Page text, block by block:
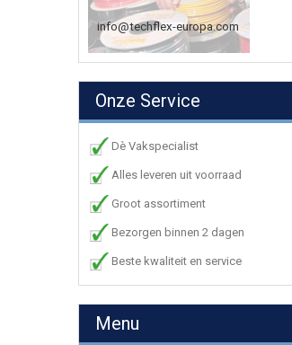
info@techflex-europa.com
Onze Service
Dè Vakspecialist
Alles leveren uit voorraad
Groot assortiment
Bezorgen binnen 2 dagen
Beste kwaliteit en service
Menu